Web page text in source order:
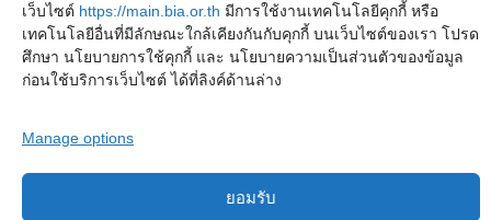
เว็บไซต์ https://main.bia.or.th มีการใช้งานเทคโนโลยีคุกกี้ หรือ
เทคโนโลยีอื่นที่มีลักษณะใกล้เคียงกันกับคุกกี้ บนเว็บไซต์ของเรา โปรด
ศึกษา นโยบายการใช้คุกกี้ และ นโยบายความเป็นส่วนตัวของข้อมูล
ก่อนใช้บริการเว็บไซต์ ได้ที่ลิงค์ด้านล่าง
Manage options
ยอมรับ
ลิขสิทธิ์ © 2025 หอจดหมายเหตุพุทธทาส อินทปัญโญ. สงวนไว้ซึ่งสิทธิทั้งหมด